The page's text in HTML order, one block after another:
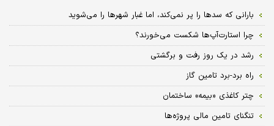
بارانی که سدها را پر نمی‌کند، اما غبار شهرها را می‌شوید
چرا استارت‌آپ‌‌ها شکست می‌خورند؟
رشد در یک روز رفت و برگشتی
راه‌ برد-برد تامین گاز
چتر کاغذی «بیمه» ساختمان
تنگنای تامین مالی پروژه‌ها